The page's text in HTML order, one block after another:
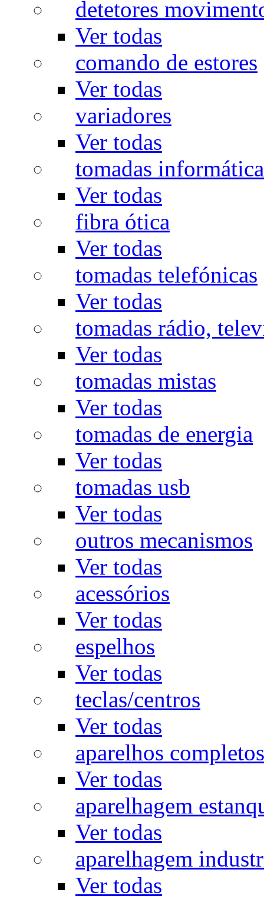
detetores
Ver todas
comando de estores
Ver todas
variadores
Ver todas
tomadas
Ver todas
fibra ótica
Ver todas
tomadas telefónicas
Ver todas
tomadas rádio,
Ver todas
tomadas mistas
Ver todas
tomadas de energia
Ver todas
tomadas usb
Ver todas
outros mecanismos
Ver todas
acessórios
Ver todas
espelhos
Ver todas
teclas/centros
Ver todas
aparelhos completos
Ver todas
aparelhagem
Ver todas
aparelhagem
Ver todas